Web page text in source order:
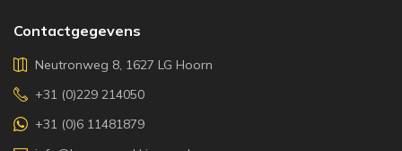
Contactgegevens
Neutronweg 8, 1627 LG Hoorn
+31 (0)229 214050
+31 (0)6 11481879